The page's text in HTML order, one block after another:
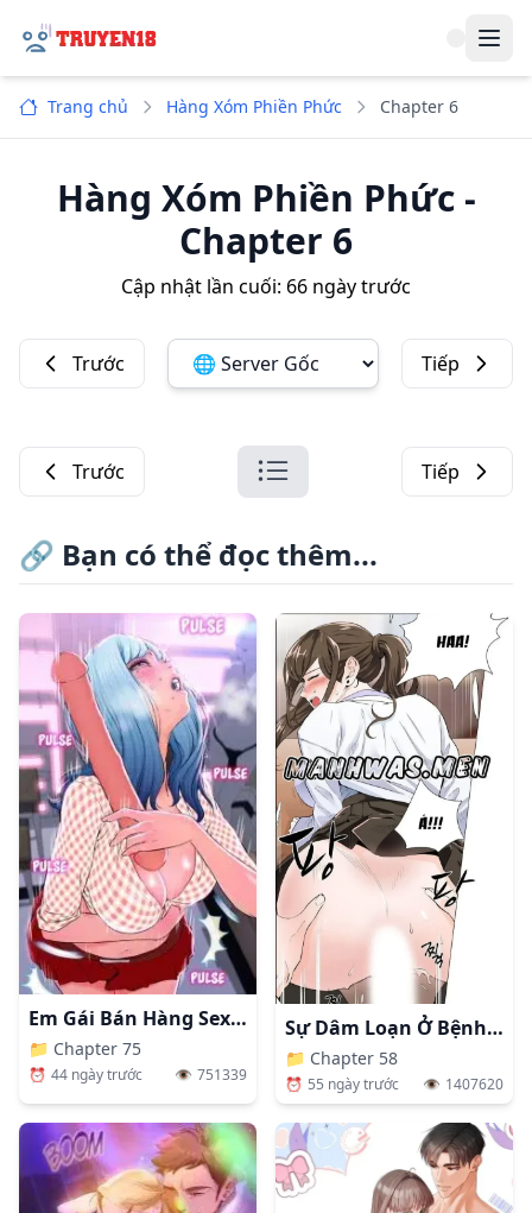
Trang chủ Hàng Xóm Phiền Phức Chapter 6
Hàng Xóm Phiền Phức-
Chapter 6
Cập nhật lần cuối: 66 ngày trước
Trước Đổi server ảnh: Tiếp
Trước
Danh sách chương
Tiếp
🔗 Bạn có thể đọc thêm...
Em Gái Bán Hàng Sextoy
📁 Chapter 75
⏰ 44 ngày trước 👁️ 751339
Sự Dâm Loạn Ở Bệnh Viện
📁 Chapter 58
⏰ 55 ngày trước 👁️ 1407620